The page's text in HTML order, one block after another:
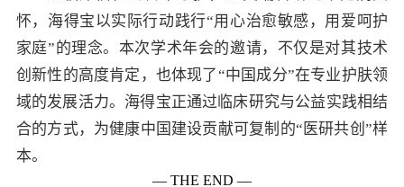
怀，海得宝以实际行动践行“用心治愈敏感，用爱呵护
家庭”的理念。本次学术年会的邀请，不仅是对其技术
创新性的高度肯定，也体现了“中国成分”在专业护肤领
域的发展活力。海得宝正通过临床研究与公益实践相结
合的方式，为健康中国建设贡献可复制的“医研共创”样
本。
— THE END —